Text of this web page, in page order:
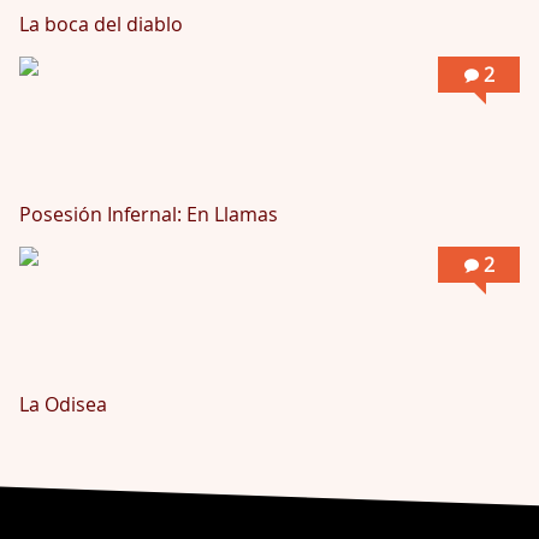
La boca del diablo
2
Posesión Infernal: En Llamas
2
La Odisea